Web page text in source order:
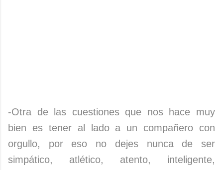
-Otra de las cuestiones que nos hace muy
bien es tener al lado a un compañero con
orgullo, por eso no dejes nunca de ser
simpático, atlético, atento, inteligente,